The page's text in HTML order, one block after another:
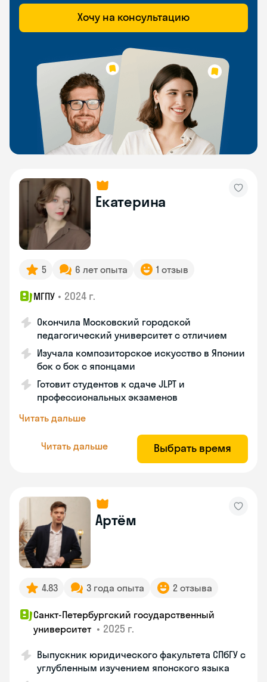
Хочу на консультацию
Екатерина
5 6 лет опыта 1 отзыв
МГПУ • 2024 г.
Окончила Московский городской
педагогический университет с отличием
Изучала композиторское искусство в Японии
бок о бок с японцами
Готовит студентов к сдаче JLPT и
профессиональных экзаменов
Читать дальше
Читать дальше Выбрать время
Артём
4.83 3 года опыта 2 отзыва
Санкт-Петербургский государственный
университет • 2025 г.
Выпускник юридического факультета СПбГУ с
углубленным изучением японского языка